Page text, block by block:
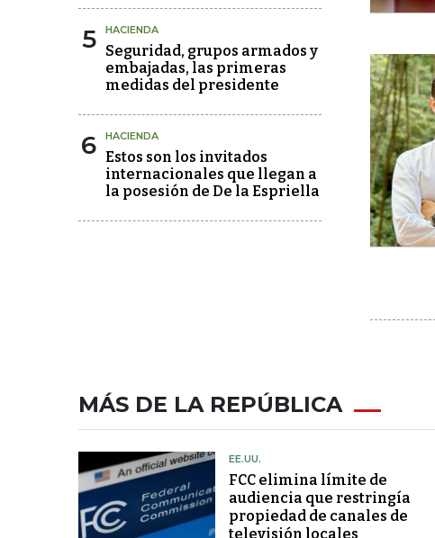
5 HACIENDA
Seguridad, grupos armados y
embajadas, las primeras
medidas del presidente
6 HACIENDA
Estos son los invitados
internacionales que llegan a
la posesión de De la Espriella
MÁS DE LA REPÚBLICA
EE.UU.
FCC elimina límite de
audiencia que restringía
propiedad de canales de
televisión locales